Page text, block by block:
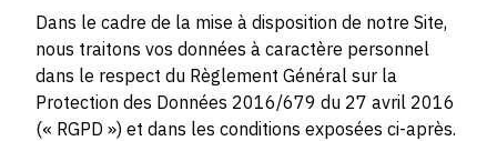
Dans le cadre de la mise à disposition de notre Site,
nous traitons vos données à caractère personnel
dans le respect du Règlement Général sur la
Protection des Données 2016/679 du 27 avril 2016
(« RGPD ») et dans les conditions exposées ci-après.